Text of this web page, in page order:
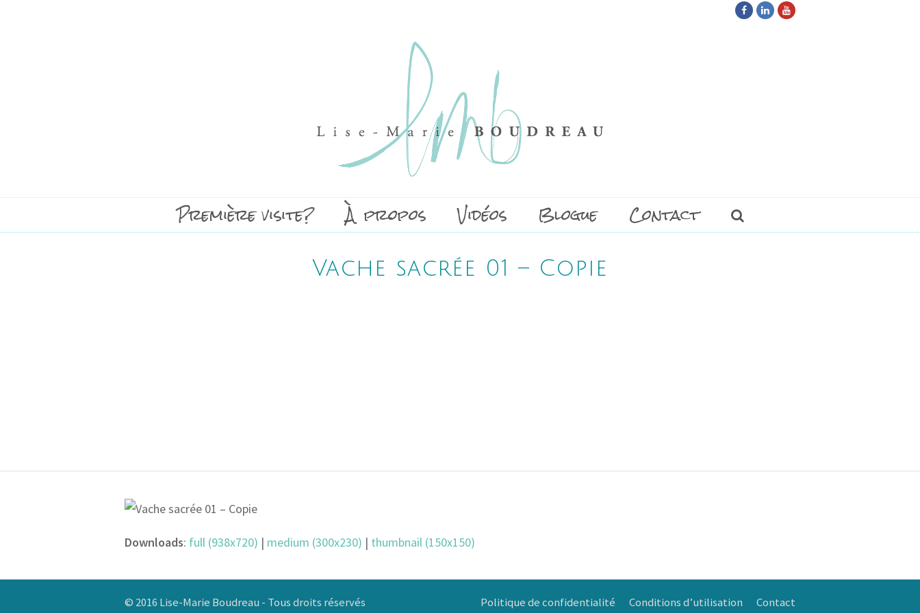
Facebook
LinkedInYoutube
Première visite? À propos Vidéos Blogue Contact
Vache sacrée 01 – Copie
Downloads: full (938x720) | medium (300x230) | thumbnail (150x150)
© 2016 Lise-Marie Boudreau - Tous droits réservés Politique de confidentialité Conditions d’utilisation Contact